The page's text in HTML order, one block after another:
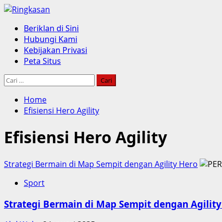
Skip
content
Primary
Menu
Beriklan di Sini
Hubungi Kami
Kebijakan Privasi
Peta Situs
Cari
Home
Efisiensi Hero Agility
Efisiensi Hero Agility
Strategi Bermain di Map Sempit dengan Agility Hero
Sport
Strategi Bermain di Map Sempit dengan